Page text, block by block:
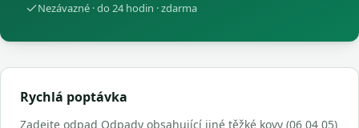
Nezávazné · do 24 hodin · zdarma
Rychlá poptávka
Zadejte odpad Odpady obsahující jiné těžké kovy (06 04 05)